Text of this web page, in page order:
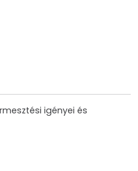
igényei és